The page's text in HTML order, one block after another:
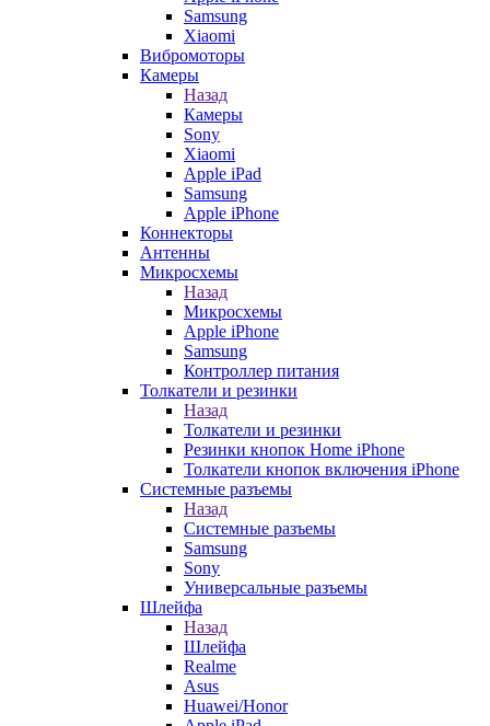
Samsung
Xiaomi
Вибромоторы
Камеры
Назад
Камеры
Sony
Xiaomi
Apple iPad
Samsung
Apple iPhone
Коннекторы
Антенны
Микросхемы
Назад
Микросхемы
Apple iPhone
Samsung
Контроллер питания
Толкатели и резинки
Назад
Толкатели и резинки
Резинки кнопок Home iPhone
Толкатели кнопок включения iPhone
Системные разъемы
Назад
Системные разъемы
Samsung
Sony
Универсальные разъемы
Шлейфа
Назад
Шлейфа
Realme
Asus
Huawei/Honor